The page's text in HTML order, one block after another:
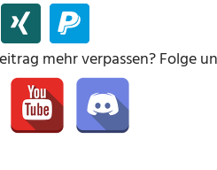
mehr verpassen? Folge